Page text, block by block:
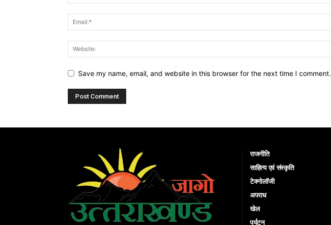
Save my name, email, and website in this browser for the next time I comment.
राजनीति
साहित्य एवं संस्कृति
टेक्नोलॉजी
अपराध
खेल
पर्यटन